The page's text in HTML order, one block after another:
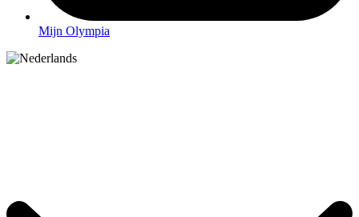
Mijn Olympia